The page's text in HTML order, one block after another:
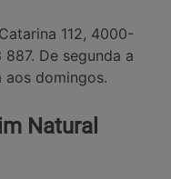
112, 4000-
De segunda a
aos domingos.
Natural